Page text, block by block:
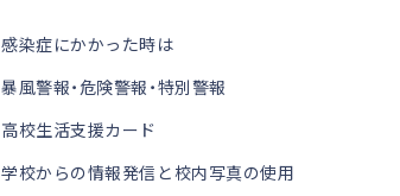
感染症にかかった時は
暴風警報・危険警報・特別警報
高校生活支援カード
学校からの情報発信と校内写真の使用